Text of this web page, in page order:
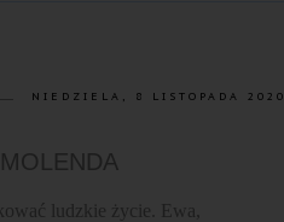
NIEDZIELA, 8 LISTOPADA 2020
ludzkie życie. Ewa,